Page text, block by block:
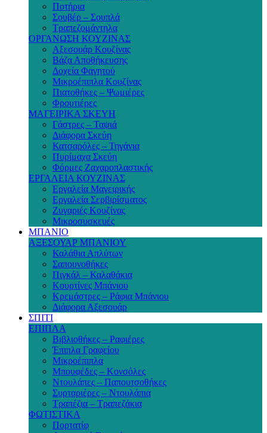
Ποτήρια
Σουβέρ – Σουπλά
Τραπεζομάντηλα
ΟΡΓΑΝΩΣΗ ΚΟΥΖΙΝΑΣ
Αξεσουάρ Κουζίνας
Βάζα Αποθήκευσης
Δοχεία Φαγητού
Μικροέπιπλα Κουζίνας
Πιατοθήκες – Ψωμιέρες
Φρουτιέρες
ΜΑΓΕΙΡΙΚΑ ΣΚΕΥΗ
Γάστρες – Ταψιά
Διάφορα Σκεύη
Κατσαρόλες – Τηγάνια
Πυρίμαχα Σκεύη
Φόρμες Ζαχαροπλαστικής
ΕΡΓΑΛΕΙΑ ΚΟΥΖΙΝΑΣ
Εργαλεία Μαγειρικής
Εργαλεία Σερβιρίσματος
Ζυγαριές Κουζίνας
Μικροσυσκευές
ΜΠΑΝΙΟ
ΑΞΕΣΟΥΑΡ ΜΠΑΝΙΟΥ
Καλάθια Απλύτων
Σαπουνοθήκες
Πιγκάλ – Καλαθάκια
Κουρτίνες Μπάνιου
Κρεμάστρες – Ράφια Μπάνιου
Διάφορα Αξεσουάρ
ΣΠΙΤΙ
ΕΠΙΠΛΑ
Βιβλιοθήκες – Ραφιέρες
Έπιπλα Γραφείου
Μικροέπιπλα
Μπουφέδες – Κονσόλες
Ντουλάπες – Παπουτσοθήκες
Συρταριέρες – Ντουλάπια
Τραπέζια – Τραπεζάκια
ΦΩΤΙΣΤΙΚΑ
Πορτατίφ